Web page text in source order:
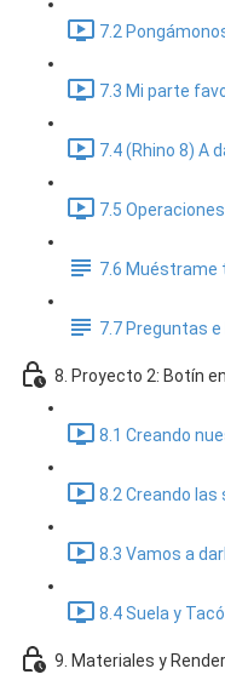
7.2
7.3 Mi parte
7.4 (Rhino 8) A
7.5
7.6 Muéstrame
7.7 Preguntas
8. Proyecto 2: Botín
8.1 Creando
8.2 Creando
8.3 Vamos a
8.4 Suela y
9. Materiales y